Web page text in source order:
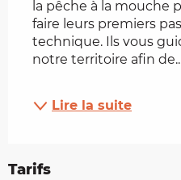
la pêche à la mouche
faire leurs premiers
technique. Ils vous
notre territoire afin
Lire la suite
Tarifs